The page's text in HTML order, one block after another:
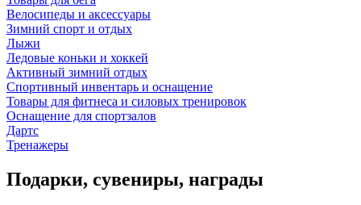
Велосипеды и аксессуары
Зимний спорт и отдых
Лыжи
Ледовые коньки и хоккей
Активный зимний отдых
Спортивный инвентарь и оснащение
Товары для фитнеса и силовых тренировок
Оснащение для спортзалов
Дартс
Тренажеры
Подарки, сувениры, награды